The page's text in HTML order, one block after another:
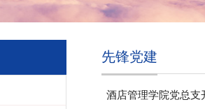
先锋党建
酒店管理学院党总支